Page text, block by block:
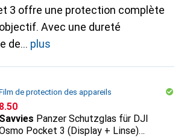
3 offre une protection complète
Avec une dureté
de
plus
de protection des appareils
CHF
8.50
Savvies Panzer Schutzglas für DJI
Pocket 3 (Display + Linse)